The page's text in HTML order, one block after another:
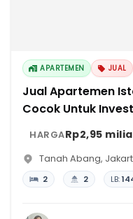
APARTEMEN JUAL
Jual Apartemen
Cocok Untuk
HARGARp2,95
Tanah Abang,
2 2 LB: